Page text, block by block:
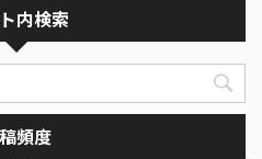
内検索
頻度